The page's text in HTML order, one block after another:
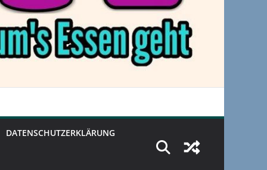
DATENSCHUTZERKLÄRUNG